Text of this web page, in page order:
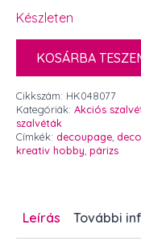
Készleten
KOSÁRBA
Cikkszám: HK048077
Kategóriák: Akciós
szalvéták
Címkék: decoupage
kreativ hobby párizs
Leírás További